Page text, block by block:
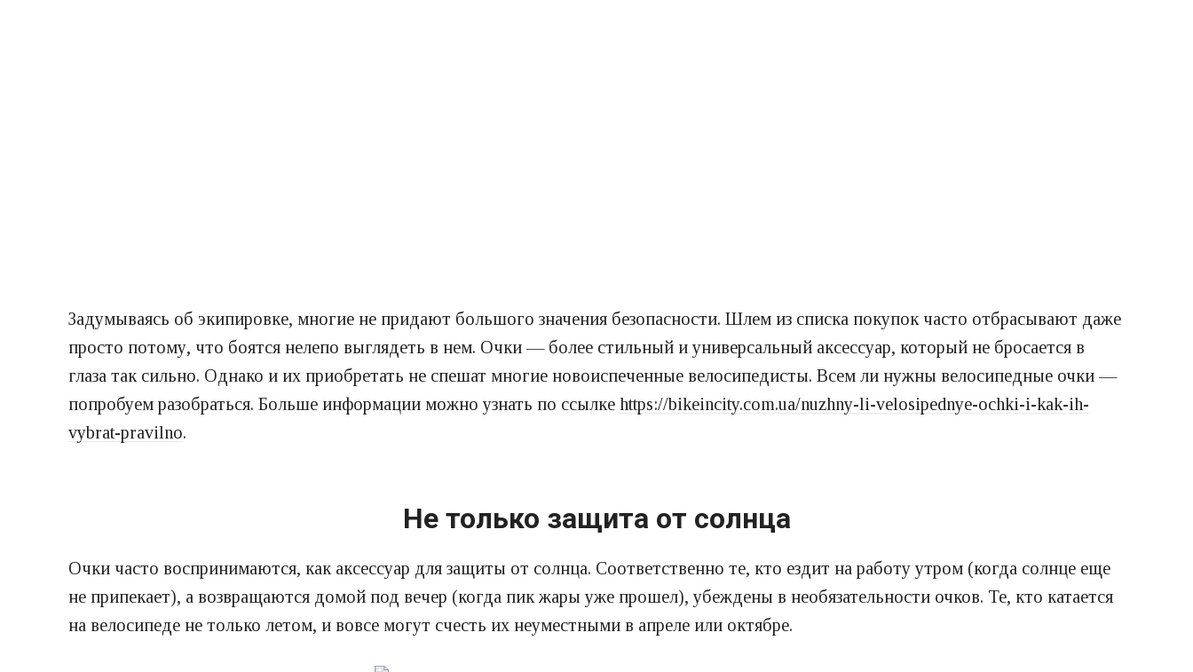
Задумываясь об экипировке, многие не придают большого значения безопасности. Шлем из списка покупок часто отбрасывают даже
просто потому, что боятся нелепо выглядеть в нем. Очки — более стильный и универсальный аксессуар, который не бросается в
глаза так сильно. Однако и их приобретать не спешат многие новоиспеченные велосипедисты. Всем ли нужны велосипедные очки —
попробуем разобраться. Больше информации можно узнать по ссылке https://bikeincity.com.ua/nuzhny-li-velosipednye-ochki-i-kak-ih-
vybrat-pravilno.
Не только защита от солнца
Очки часто воспринимаются, как аксессуар для защиты от солнца. Соответственно те, кто ездит на работу утром (когда солнце еще
не припекает), а возвращаются домой под вечер (когда пик жары уже прошел), убеждены в необязательности очков. Те, кто катается
на велосипеде не только летом, и вовсе могут счесть их неуместными в апреле или октябре.